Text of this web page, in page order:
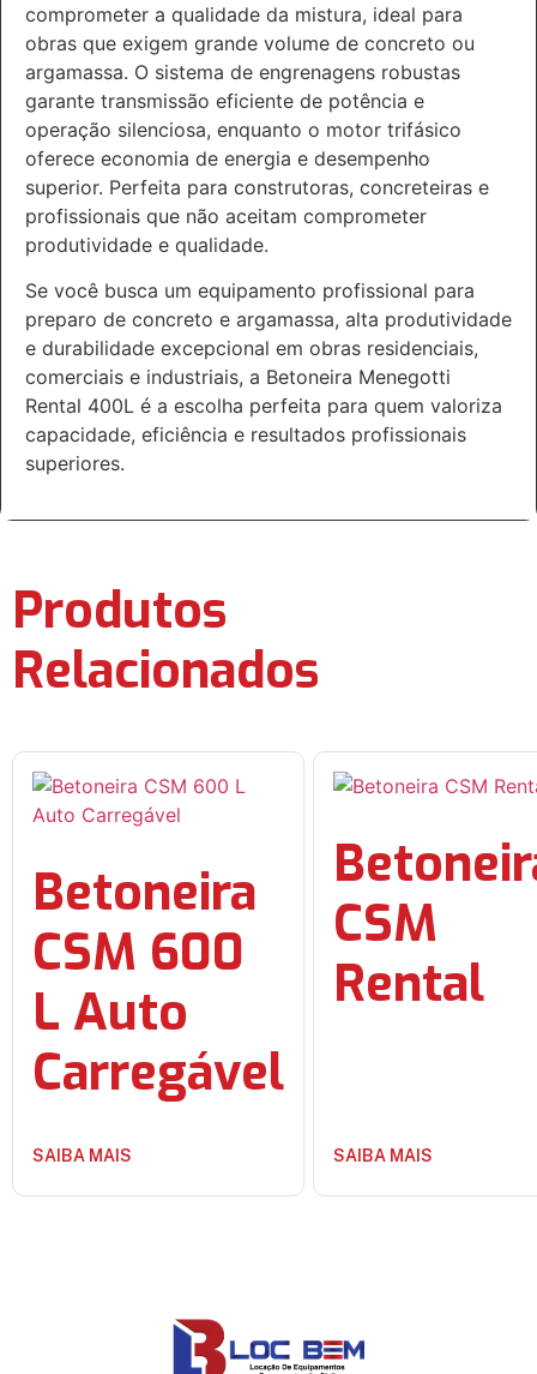
comprometer a qualidade da mistura, ideal para
obras que exigem grande volume de concreto ou
argamassa. O sistema de engrenagens robustas
garante transmissão eficiente de potência e
operação silenciosa, enquanto o motor trifásico
oferece economia de energia e desempenho
superior. Perfeita para construtoras, concreteiras e
profissionais que não aceitam comprometer
produtividade e qualidade.
Se você busca um equipamento profissional para
preparo de concreto e argamassa, alta produtividade
e durabilidade excepcional em obras residenciais,
comerciais e industriais, a Betoneira Menegotti
Rental 400L é a escolha perfeita para quem valoriza
capacidade, eficiência e resultados profissionais
superiores.
Produtos
Relacionados
Betoneira
CSM 600
L Auto
Carregável
SAIBA MAIS
CSM
Rental
SAIBA MAIS